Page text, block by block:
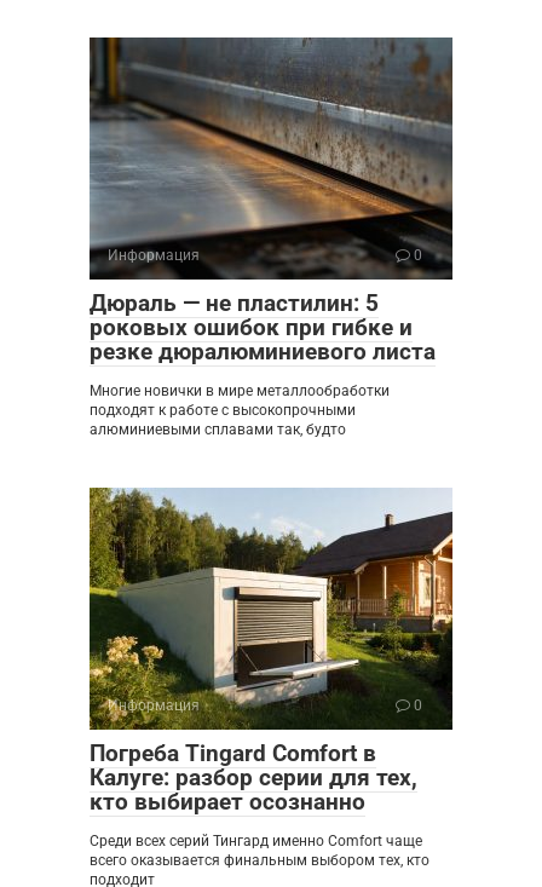
Информация 0
Дюраль — не пластилин: 5
роковых ошибок при гибке и
резке дюралюминиевого листа
Многие новички в мире металлообработки
подходят к работе с высокопрочными
алюминиевыми сплавами так, будто
Информация 0
Погреба Tingard Comfort в
Калуге: разбор серии для тех,
кто выбирает осознанно
Среди всех серий Тингард именно Comfort чаще
всего оказывается финальным выбором тех, кто
подходит